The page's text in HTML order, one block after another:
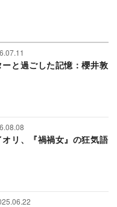
ーと過ごした記憶：櫻井敦
オリ、『禍禍女』の狂気語